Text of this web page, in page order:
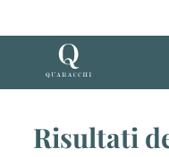
Risultati